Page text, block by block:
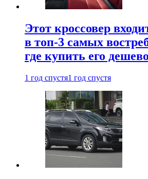
Этот кроссовер
в топ-3 самых
где купить его дешево
1 год спустя1 год спустя